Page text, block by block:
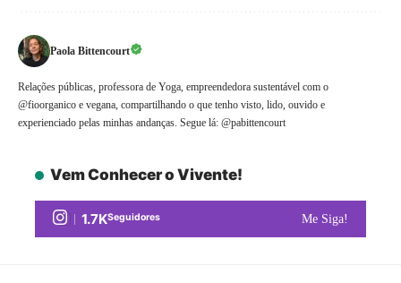
Paola Bittencourt
Relações públicas, professora de Yoga, empreendedora sustentável com o
@fioorganico e vegana, compartilhando o que tenho visto, lido, ouvido e
experienciado pelas minhas andanças. Segue lá: @pabittencourt
Vem Conhecer o Vivente!
1.7KSeguidores Me Siga!